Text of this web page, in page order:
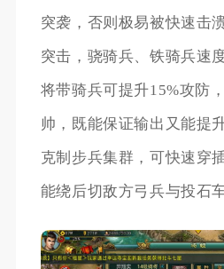
突袭，否则极易被快速击
突击，骁骑兵、铁骑兵速
将带骑兵可提升15%攻防
帅，既能保证输出又能提
克制步兵集群，可快速穿
能绕后切敌方弓兵与投石